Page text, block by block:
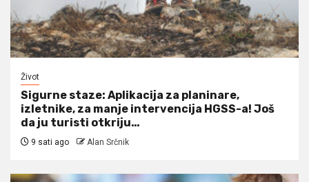
Život
Sigurne staze: Aplikacija za planinare,
izletnike, za manje intervencija HGSS-a! Još
da ju turisti otkriju…
9 sati ago Alan Srčnik